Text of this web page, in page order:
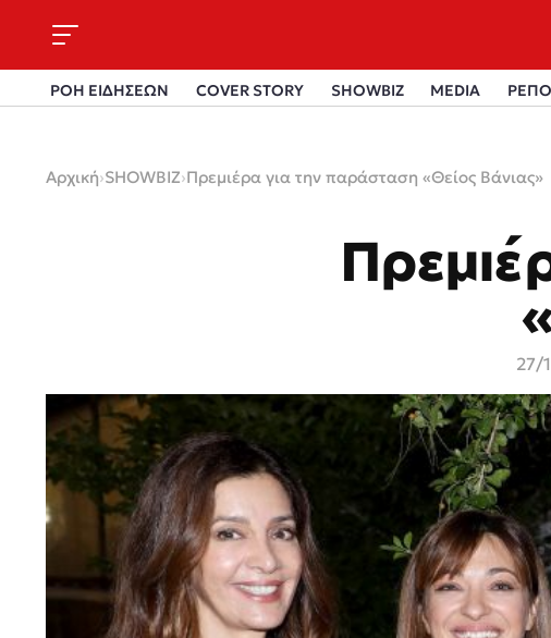
ΡΟΗ ΕΙΔΗΣΕΩΝ COVER STORY SHOWBIZ MEDIA
Αρχική›SHOWBIZ›Πρεμιέρα για την παράσταση «Θείος Βάνιας»
27/